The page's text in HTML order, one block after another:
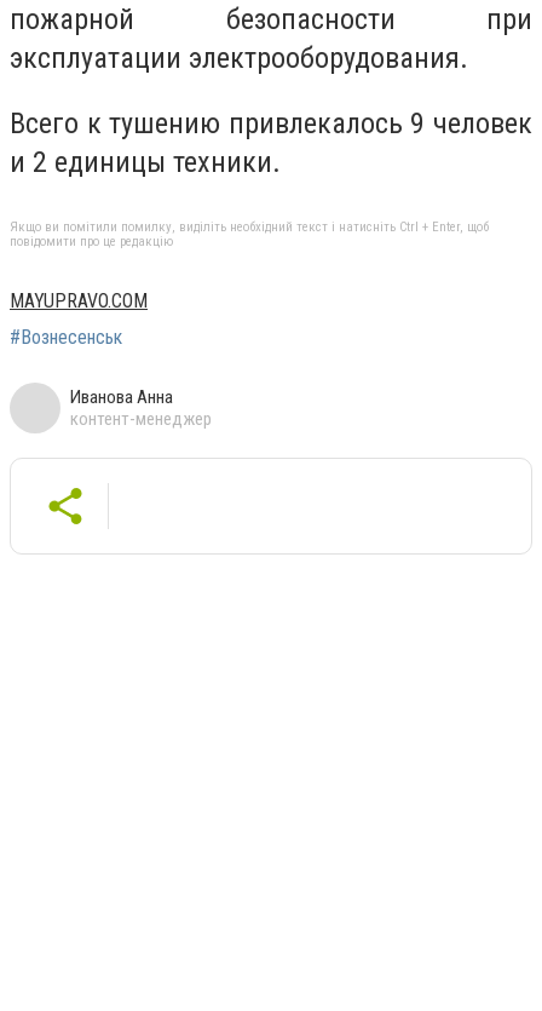
пожарной безопасности при
эксплуатации электрооборудования.
Всего к тушению привлекалось 9 человек
и 2 единицы техники.
Якщо ви помітили помилку, виділіть необхідний текст і натисніть Ctrl + Enter, щоб
повідомити про це редакцію
MAYUPRAVO.COM
#Вознесенськ
Иванова Анна
контент-менеджер